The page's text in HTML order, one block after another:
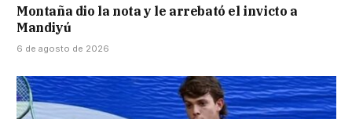
Montaña dio la nota y le arrebató el invicto a
Mandiyú
6 de agosto de 2026